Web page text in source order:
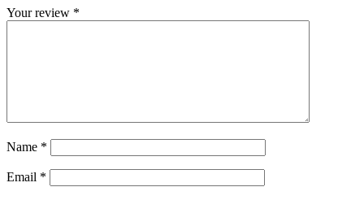
Your review *
Name *
Email *